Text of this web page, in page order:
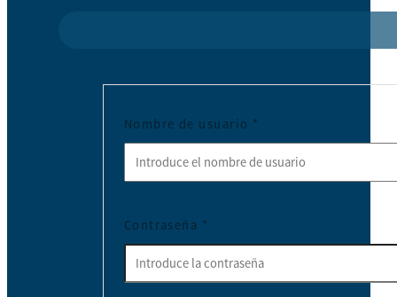
Nombre de usuario *
Contraseña *